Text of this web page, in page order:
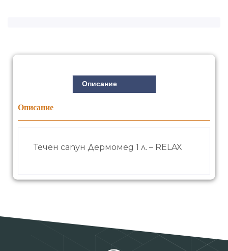
Описание
Описание
Течен сапун Дермомед 1 л. – RELAX